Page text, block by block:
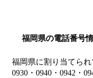
福岡県の電話番号
福岡県に割り当てられ
0930・0940・0942・